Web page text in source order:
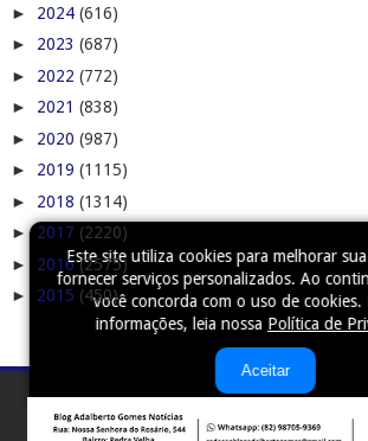
Este site utiliza cookies para melhorar
fornecer serviços personalizados. Ao
você concorda com o uso de cookies.
informações, leia nossa Política de
Aceitar
► 2024 (616)
► 2023 (687)
► 2022 (772)
► 2021 (838)
► 2020 (987)
► 2019 (1115)
► 2018 (1314)
► 2017 (2220)
► 2016(2575)
► 2015 (450)